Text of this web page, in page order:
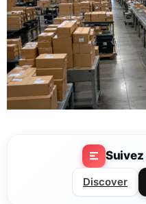
Suivez
Discover